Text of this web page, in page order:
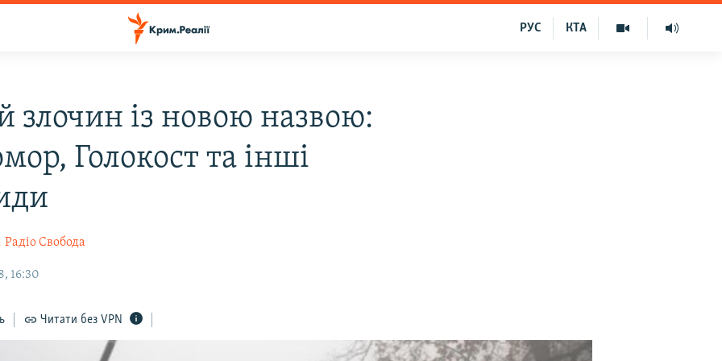
КТА
РУС
злочин із новою назвою:
Голокост та інші
Радіо Свобода
16:30
Читати без VPN